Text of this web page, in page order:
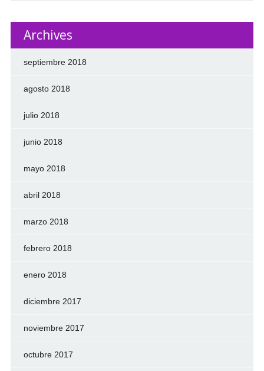
Archives
septiembre 2018
agosto 2018
julio 2018
junio 2018
mayo 2018
abril 2018
marzo 2018
febrero 2018
enero 2018
diciembre 2017
noviembre 2017
octubre 2017